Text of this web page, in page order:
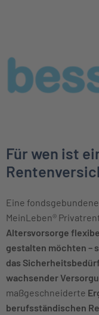
Für wen ist
Eine
MeinLeben®
Altersvorsorge
gestalten möchten –
das
wachsender
maßgeschneiderte
berufsständischen